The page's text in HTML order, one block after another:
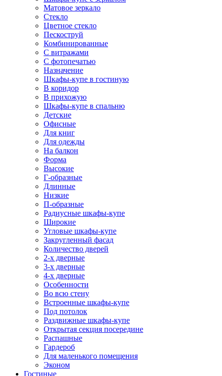
Матовое зеркало
Стекло
Цветное стекло
Пескоструй
Комбинированные
С витражами
С фотопечатью
Назначение
Шкафы-купе в гостиную
В коридор
В прихожую
Шкафы-купе в спальню
Детские
Офисные
Для книг
Для одежды
На балкон
Форма
Высокие
Г-образные
Длинные
Низкие
П-образные
Радиусные шкафы-купе
Широкие
Угловые шкафы-купе
Закругленный фасад
Количество дверей
2-х дверные
3-х дверные
4-х дверные
Особенности
Во всю стену
Встроенные шкафы-купе
Под потолок
Раздвижные шкафы-купе
Открытая секция посередине
Распашные
Гардероб
Для маленького помещения
Эконом
Гостиные